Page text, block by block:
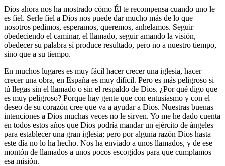
Dios ahora nos ha mostrado cómo Él te recompensa cuando uno le
es fiel. Serle fiel a Dios nos puede dar mucho más de lo que
nosotros pedimos, esperamos, queremos, anhelamos. Seguir
obedeciendo el caminar, el llamado, seguir amando la visión,
obedecer su palabra sí produce resultado, pero no a nuestro tiempo,
sino que a su tiempo.
En muchos lugares es muy fácil hacer crecer una iglesia, hacer
crecer una obra, en España es muy difícil. Pero es más peligroso si
tú llegas sin el llamado o sin el respaldo de Dios. ¿Por qué digo que
es muy peligroso? Porque hay gente que con entusiasmo y con el
deseo de su corazón cree que va a ayudar a Dios. Nuestras buenas
intenciones a Dios muchas veces no le sirven. Yo me he dado cuenta
en todos estos años que Dios podría mandar un ejército de ángeles
para establecer una gran iglesia; pero por alguna razón Dios hasta
este día no lo ha hecho. Nos ha enviado a unos llamados, y de ese
montón de llamados a unos pocos escogidos para que cumplamos
esa misión.